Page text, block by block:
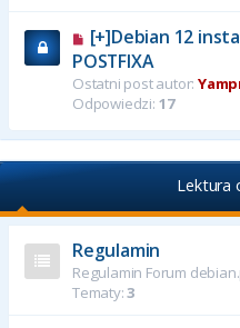
[+]Debian 12
POSTFIXA
Ostatni post autor:
Odpowiedzi: 17
Lektura
Regulamin
Regulamin Forum
Tematy:3